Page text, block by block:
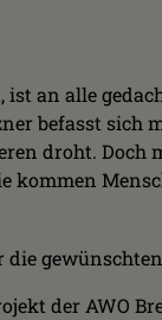
an alle
befasst sich
droht.
kommen
die
der AWO